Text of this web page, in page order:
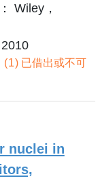
Wiley，
1 已借出或不可
nuclei in